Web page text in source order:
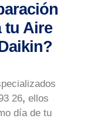
tu Aire
26, ellos
día de tu